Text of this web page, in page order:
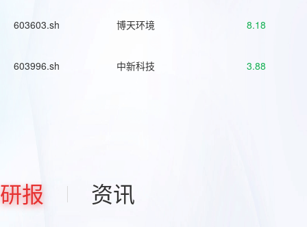
603603.sh 博天环境 8.18
603996.sh 中新科技 3.88
研报 资讯